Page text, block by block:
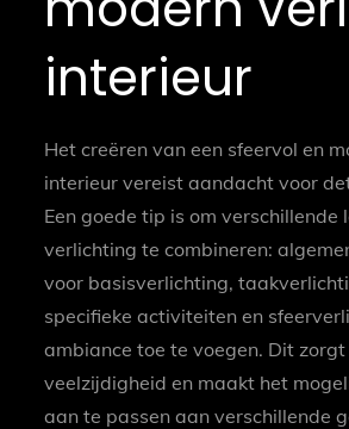
interieur
Het creëren van een sfeervol en
interieur vereist aandacht voor
Een goede tip is om verschillende
verlichting te combineren:
voor basisverlichting,
specifieke activiteiten en
ambiance toe te voegen. Dit
veelzijdigheid en maakt het
aan te passen aan verschillende